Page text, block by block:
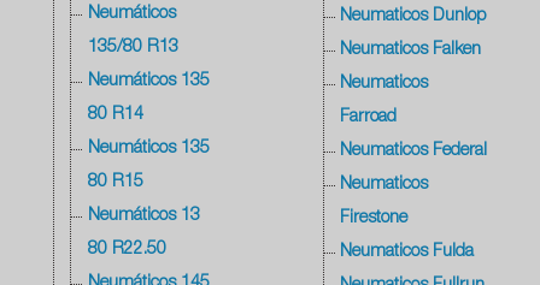
Neumáticos
135/80 R13
Neumáticos 135
80 R14
Neumáticos 135
80 R15
Neumáticos 13
80 R22.50
Neumaticos Dunlop
Neumaticos Falken
Neumaticos
Farroad
Neumaticos Federal
Neumaticos
Firestone
Neumaticos Fulda